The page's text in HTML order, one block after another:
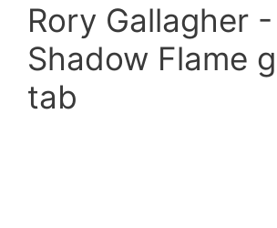
Rory Gallagher -
Shadow Flame
tab